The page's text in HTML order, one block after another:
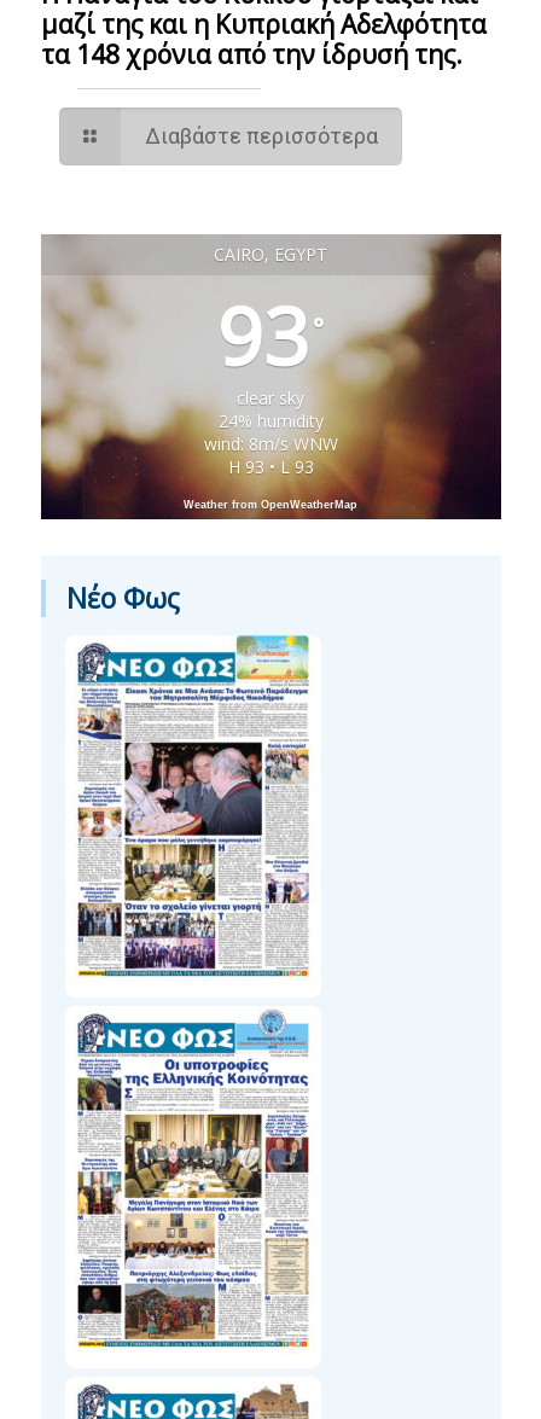
μαζί της και η Κυπριακή Αδελφότητα
τα 148 χρόνια από την ίδρυσή της.
Διαβάστε περισσότερα
CAIRO, EGYPT
93°
clear sky
24% humidity
wind: 8m/s WNW
H 93 • L 93
Weather from OpenWeatherMap
Νέο Φως